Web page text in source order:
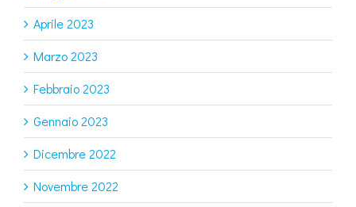
Aprile 2023
Marzo 2023
Febbraio 2023
Gennaio 2023
Dicembre 2022
Novembre 2022